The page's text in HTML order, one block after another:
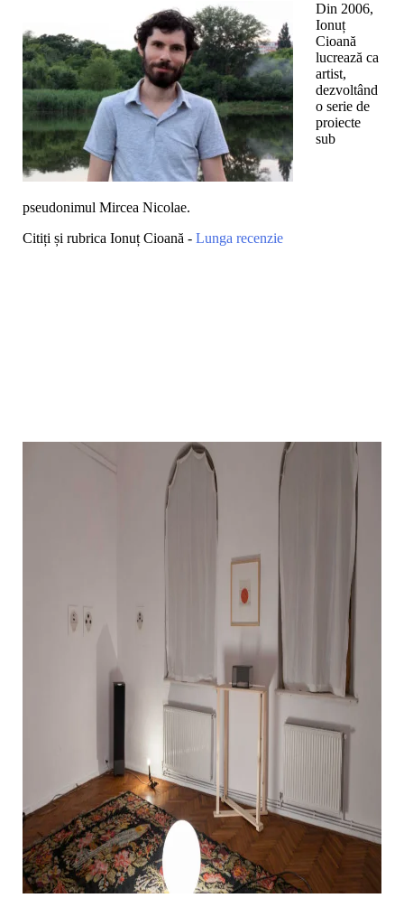
Din 2006,
Ionuț
Cioană
lucrează ca
artist,
dezvoltând
o serie de
proiecte
sub
pseudonimul Mircea Nicolae.
Citiți și rubrica Ionuț Cioană - Lunga recenzie